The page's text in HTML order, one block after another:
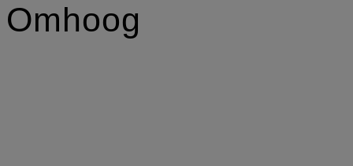
Omhoog